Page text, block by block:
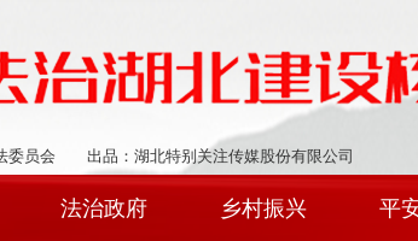
委员会 出品：湖北特别关注传媒股份有限公司
法治政府 乡村振兴 平